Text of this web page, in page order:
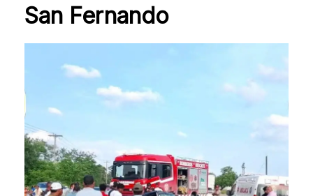
San Fernando